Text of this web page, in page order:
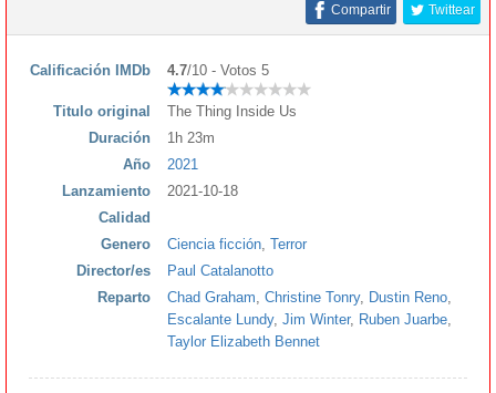
Twittear
Compartir
Calificación IMDb 4.7/10 - Votos 5
Titulo original
The Thing Inside Us
Duración
1h 23m
Año
2021
Lanzamiento
2021-10-18
Calidad
Genero
Ciencia ficción Terror
Director/es
Paul Catalanotto
Reparto
Chad Graham Christine Tonry, Dustin Reno
Escalante Lundy, Jim Winter, Ruben Juarbe
Taylor Elizabeth Bennet